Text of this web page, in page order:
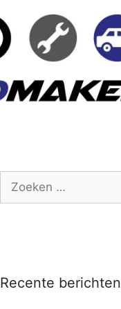
Zoek
Recente berichten